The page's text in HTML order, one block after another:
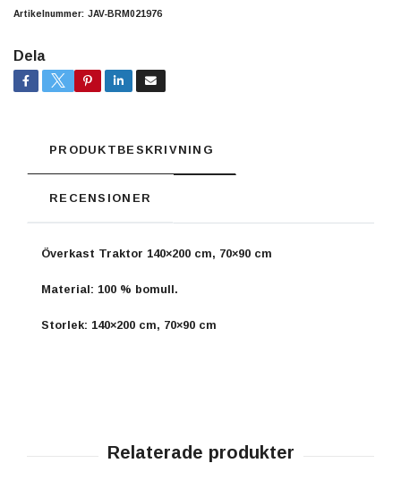
Artikelnummer: JAV-BRM021976
Dela
PRODUKTBESKRIVNING
RECENSIONER
Överkast Traktor 140×200 cm, 70×90 cm
Material: 100 % bomull.
Storlek: 140×200 cm, 70×90 cm